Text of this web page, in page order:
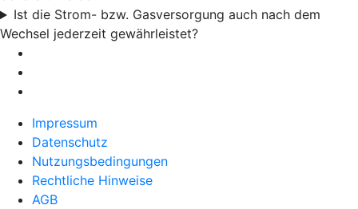
Ist die Strom- bzw. Gasversorgung auch nach dem
Wechsel jederzeit gewährleistet?
Impressum
Datenschutz
Nutzungsbedingungen
Rechtliche Hinweise
AGB